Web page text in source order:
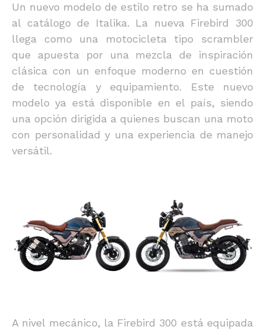
Un nuevo modelo de estilo retro se ha sumado
al catálogo de Italika. La nueva Firebird 300
llega como una motocicleta tipo scrambler
que apuesta por una mezcla de inspiración
clásica con un enfoque moderno en cuestión
de tecnología y equipamiento. Este nuevo
modelo ya está disponible en el país, siendo
una opción dirigida a quienes buscan una moto
con personalidad y una experiencia de manejo
versátil.
A nivel mecánico, la Firebird 300 está equipada